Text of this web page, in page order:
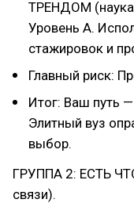
ТРЕНДОМ
Уровень А.
стажировок и
Главный риск:
Итог: Ваш путь
Элитный вуз
выбор.
ГРУППА 2: ЕСТЬ
связи).